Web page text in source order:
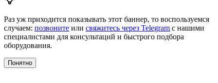
Раз уж приходится показывать этот баннер, то воспользуемся
случаем: позвоните или свяжитесь через Telegram с нашими
специалистами для консультаций и быстрого подбора
оборудования.
Понятно